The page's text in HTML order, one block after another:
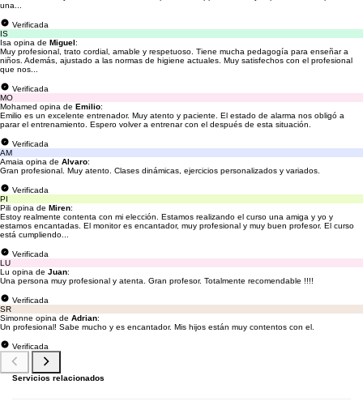
una...
Verificada
IS
Isa opina de Miguel:
Muy profesional, trato cordial, amable y respetuoso. Tiene mucha pedagogía para enseñar a
niños. Además, ajustado a las normas de higiene actuales. Muy satisfechos con el profesional
que nos...
Verificada
MO
Mohamed opina de Emilio:
Emilio es un excelente entrenador. Muy atento y paciente. El estado de alarma nos obligó a
parar el entrenamiento. Espero volver a entrenar con el después de esta situación.
Verificada
AM
Amaia opina de Alvaro:
Gran profesional. Muy atento. Clases dinámicas, ejercicios personalizados y variados.
Verificada
PI
Pili opina de Miren:
Estoy realmente contenta con mi elección. Estamos realizando el curso una amiga y yo y
estamos encantadas. El monitor es encantador, muy profesional y muy buen profesor. El curso
está cumpliendo...
Verificada
LU
Lu opina de Juan:
Una persona muy profesional y atenta. Gran profesor. Totalmente recomendable !!!!
Verificada
SR
Simonne opina de Adrian:
Un profesional! Sabe mucho y es encantador. Mis hijos están muy contentos con el.
Verificada
Servicios relacionados